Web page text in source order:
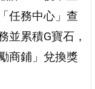
任務中心」查
並累積G寶石，
商鋪」兌換獎